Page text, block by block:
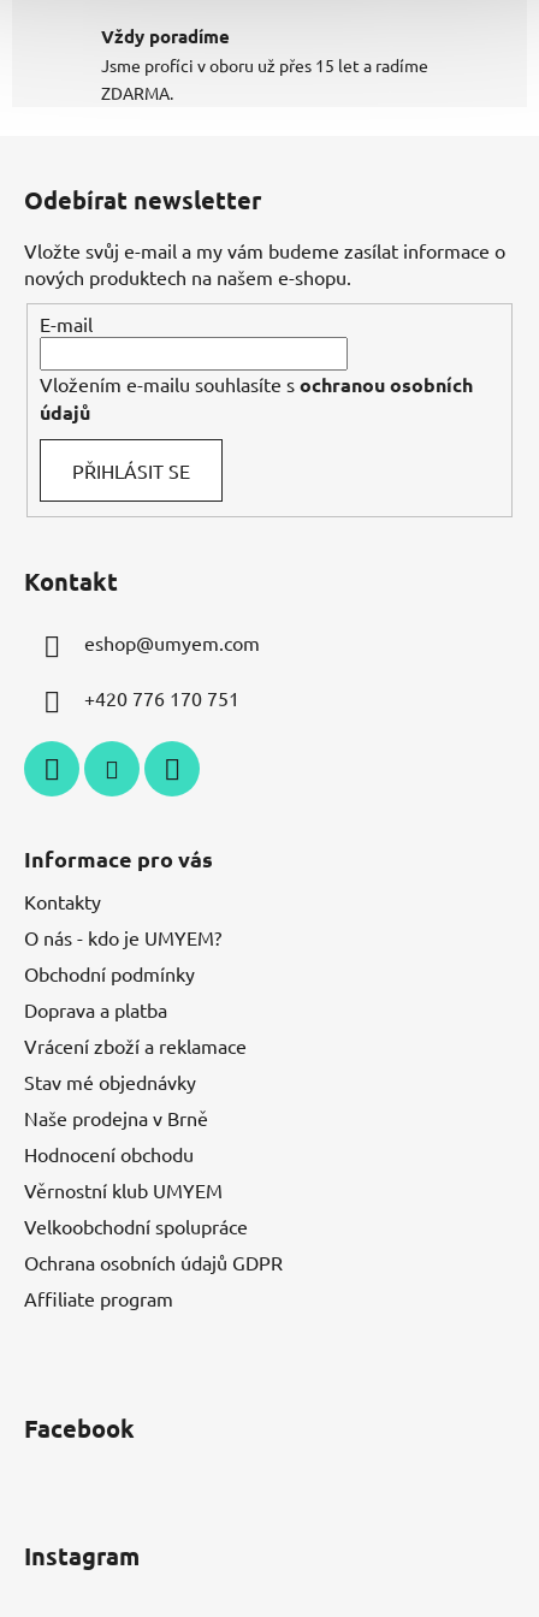
Vždy poradíme
Jsme profíci v oboru už přes 15 let a radíme
ZDARMA.
Odebírat newsletter
Vložte svůj e-mail a my vám budeme zasílat informace o
nových produktech na našem e-shopu.
E-mail
Vložením e-mailu souhlasíte s ochranou osobních
údajů
PŘIHLÁSIT SE
Kontakt
eshop@umyem.com
+420 776 170 751
Informace pro vás
Kontakty
O nás - kdo je UMYEM?
Obchodní podmínky
Doprava a platba
Vrácení zboží a reklamace
Stav mé objednávky
Naše prodejna v Brně
Hodnocení obchodu
Věrnostní klub UMYEM
Velkoobchodní spolupráce
Ochrana osobních údajů GDPR
Affiliate program
Facebook
Instagram